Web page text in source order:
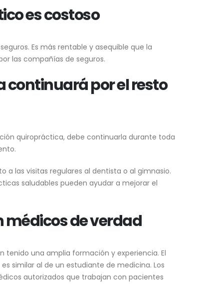
es costoso
Es más rentable y asequible que la
las compañías de seguros.
continuará por el resto
quiropráctica, debe continuarla durante toda
las visitas regulares al dentista o al gimnasio.
saludables pueden ayudar a mejorar el
médicos de verdad
tenido una amplia formación y experiencia. El
similar al de un estudiante de medicina. Los
autorizados que trabajan con pacientes